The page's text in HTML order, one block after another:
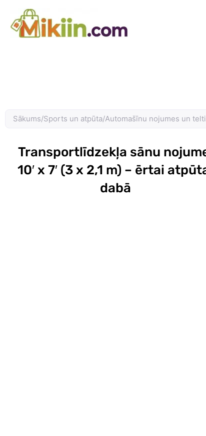
content
Sākums/Sports un atpūta/Automašīnu nojumes un
Transportlīdzekļa sānu
10′ x 7′ (3 x 2,1 m) – ērtai
dabā